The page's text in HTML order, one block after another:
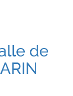
de